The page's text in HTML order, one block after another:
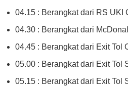
04.15 : Berangkat dari RS UKI
04.30 : Berangkat dari
04.45 : Berangkat dari Exit Tol
05.00 : Berangkat dari Exit Tol
05.15 : Berangkat dari Exit Tol